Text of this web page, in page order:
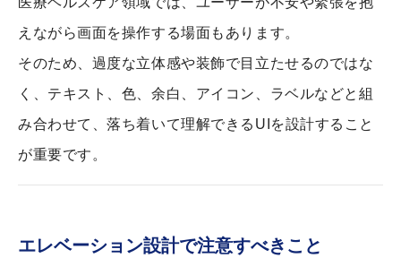
えながら画面を操作する場面もあります。
そのため、過度な立体感や装飾で目立たせるのではな
く、テキスト、色、余白、アイコン、ラベルなどと組
み合わせて、落ち着いて理解できるUIを設計すること
が重要です。
エレベーション設計で注意すべきこと